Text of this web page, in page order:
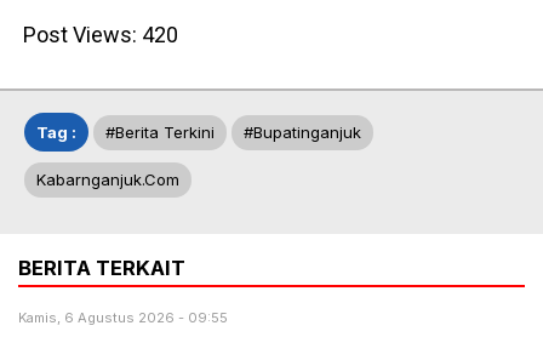
Post Views: 420
Tag : #berita Terkini #bupatinganjuk
Kabarnganjuk.com
BERITA TERKAIT
Kamis, 6 Agustus 2026 - 09:55